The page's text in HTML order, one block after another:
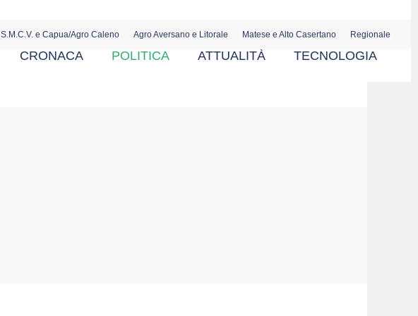
S.M.C.V. e Capua/Agro Caleno Agro Aversano e Litorale Matese e Alto Casertano Regionale
CRONACA POLITICA ATTUALITÀ TECNOLOGIA